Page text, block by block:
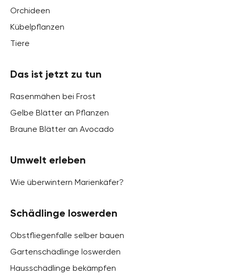
Orchideen
Kübelpflanzen
Tiere
Das ist jetzt zu tun
Rasenmähen bei Frost
Gelbe Blätter an Pflanzen
Braune Blätter an Avocado
Umwelt erleben
Wie überwintern Marienkäfer?
Schädlinge loswerden
Obstfliegenfalle selber bauen
Gartenschädlinge loswerden
Hausschädlinge bekämpfen